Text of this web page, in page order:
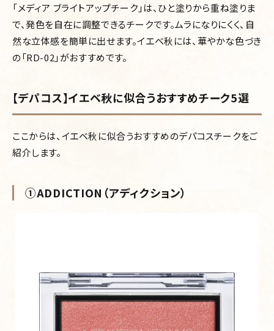
「メディア ブライトアップチーク」は、ひと塗りから重ね塗りま
で、発色を自在に調整できるチークです。ムラになりにくく、自
然な立体感を簡単に出せます。イエベ秋には、華やかな色づき
の「RD-02」がおすすめです。
【デパコス】イエベ秋に似合うおすすめチーク5選
ここからは、イエベ秋に似合うおすすめのデパコスチークをご
紹介します。
①ADDICTION（アディクション）